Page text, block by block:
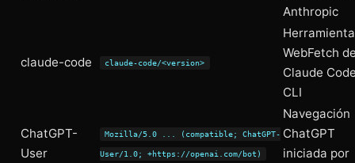
Anthropic
claude-code claude-code/<version>
Herramienta
WebFetch
Claude
CLI
ChatGPT-
User
Mozilla/5.0 ... (compatible; ChatGPT-
User/1.0; +https://openai.com/bot)
Navegación
ChatGPT
iniciada por